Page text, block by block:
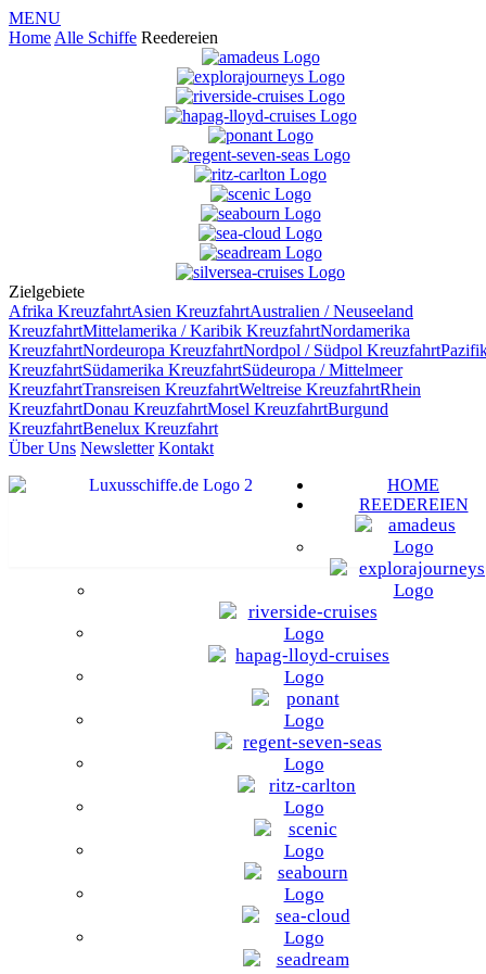
MENU
Home Alle Schiffe Reedereien
Zielgebiete
Afrika KreuzfahrtAsien KreuzfahrtAustralien / Neuseeland
KreuzfahrtMittelamerika / Karibik KreuzfahrtNordamerika
KreuzfahrtNordeuropa KreuzfahrtNordpol / Südpol Kreuzfahrt
KreuzfahrtSüdamerika KreuzfahrtSüdeuropa / Mittelmeer
KreuzfahrtTransreisen KreuzfahrtWeltreise KreuzfahrtRhein
KreuzfahrtDonau KreuzfahrtMosel KreuzfahrtBurgund
KreuzfahrtBenelux Kreuzfahrt
Über Uns Newsletter Kontakt
HOME
REEDEREIEN